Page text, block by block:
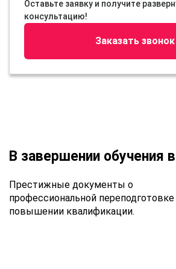
Оставьте заявку и получите
консультацию!
Заказать звонок
В завершении обучения
Престижные документы о
профессиональной переподготовке
повышении квалификации.